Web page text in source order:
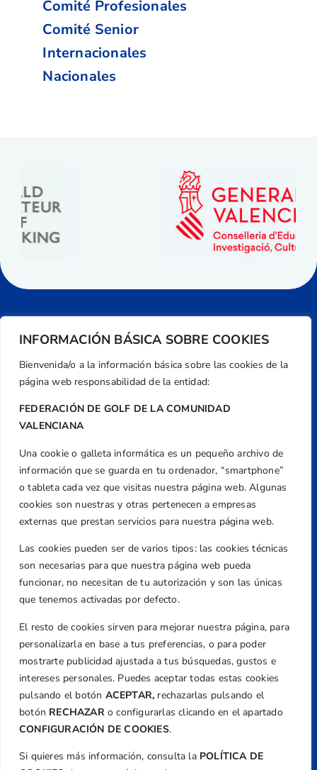
INFORMACIÓN BÁSICA SOBRE COOKIES
Bienvenida/o a la información básica sobre las cookies de la
página web responsabilidad de la entidad:
FEDERACIÓN DE GOLF DE LA COMUNIDAD
VALENCIANA
Una cookie o galleta informática es un pequeño archivo de
información que se guarda en tu ordenador, “smartphone”
o tableta cada vez que visitas nuestra página web. Algunas
cookies son nuestras y otras pertenecen a empresas
externas que prestan servicios para nuestra página web.
Las cookies pueden ser de varios tipos: las cookies técnicas
son necesarias para que nuestra página web pueda
funcionar, no necesitan de tu autorización y son las únicas
que tenemos activadas por defecto.
El resto de cookies sirven para mejorar nuestra página, para
personalizarla en base a tus preferencias, o para poder
mostrarte publicidad ajustada a tus búsquedas, gustos e
intereses personales. Puedes aceptar todas estas cookies
pulsando el botón ACEPTAR, rechazarlas pulsando el
botón RECHAZARo configurarlas clicando en el apartado
CONFIGURACIÓN DE COOKIES.
Si quieres más información, consulta la POLÍTICA DE
Comité Profesionales
Comité Senior
Internacionales
Nacionales
Dirección
Centre de L´Esport, Carrer d'Isaac Peral i
Caballero, Nº 5, Despachos 2 y 3, 46980,
Valencia
+34 961 367 799
Email
federacion@golfcv.com
Aviso Legal
Política de Privacidad
Transparencia
Normativa
Federación